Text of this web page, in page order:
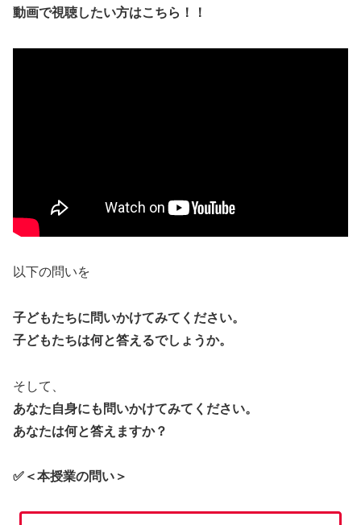
動画で視聴したい方はこちら！！
以下の問いを
子どもたちに問いかけてみてください。
子どもたちは何と答えるでしょうか。
そして、
あなた自身にも問いかけてみてください。
あなたは何と答えますか？
✅＜本授業の問い＞